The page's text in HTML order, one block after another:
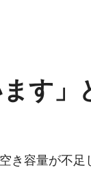
す」
き容量が不足